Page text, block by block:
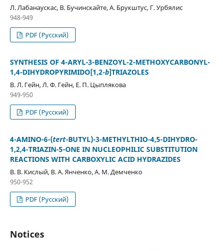
Л. Лабанаускас, В. Бучинскайте, А. Брукштус, Г. Урбялис
948-949
PDF (Русский)
SYNTHESIS OF 4-ARYL-3-BENZOYL-2-METHOXYCARBONYL-
1,4-DIHYDROPYRIMIDO[1,2-b]TRIAZOLES
В. Л. Гейн, Л. Ф. Гейн, Е. П. Цыплякова
949-950
PDF (Русский)
4-AMINO-6-(tert-BUTYL)-3-METHYLTHIO-4,5-DIHYDRO-
1,2,4-TRIAZIN-5-ONE IN NUCLEOPHILIC SUBSTITUTION
REACTIONS WITH CARBOXYLIC ACID HYDRAZIDES
В. В. Кислый, В. А. Янченко, А. М. Демченко
950-952
PDF (Русский)
Notices